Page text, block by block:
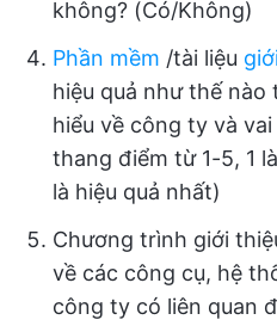
không? (Có/Không)
Phần mềm /tài liệu
hiệu quả như thế nào
hiểu về công ty và
thang điểm từ 1-5, 1
là hiệu quả nhất)
Chương trình giới
về các công cụ, hệ
công ty có liên quan